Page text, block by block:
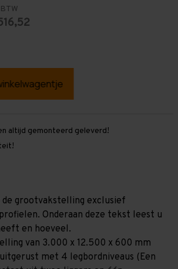
altijd gemonteerd geleverd!
grootvakstelling exclusief
Onderaan deze tekst leest u
en hoeveel.
van 3.000 x 12.500 x 600 mm
met 4 legbordniveaus (Een